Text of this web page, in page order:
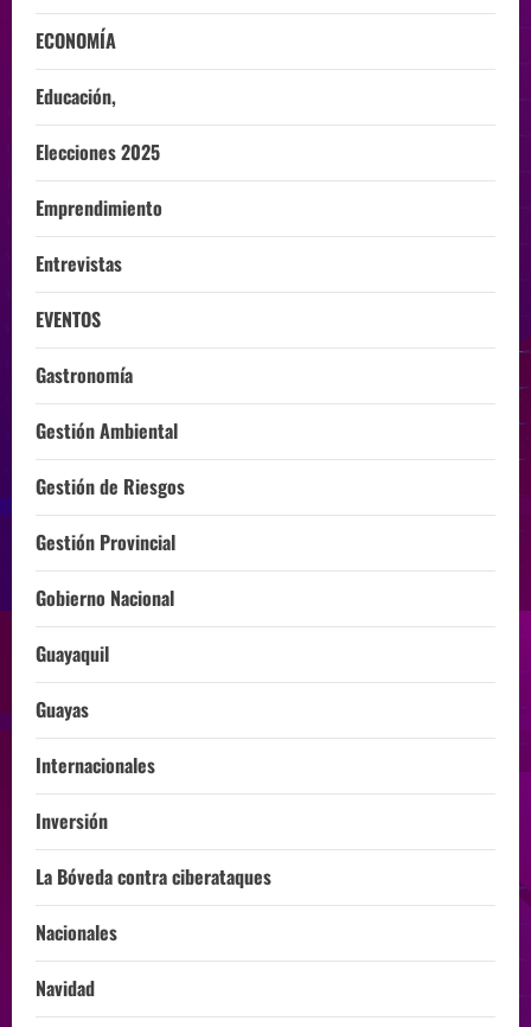
ECONOMÍA
Educación,
Elecciones 2025
Emprendimiento
Entrevistas
EVENTOS
Gastronomía
Gestión Ambiental
Gestión de Riesgos
Gestión Provincial
Gobierno Nacional
Guayaquil
Guayas
Internacionales
Inversión
La Bóveda contra ciberataques
Nacionales
Navidad